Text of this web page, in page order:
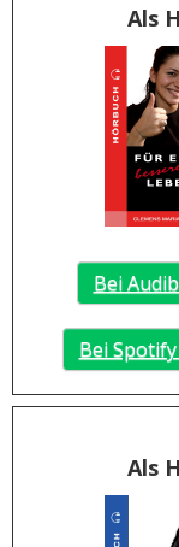
Als
Bei
Bei
Als